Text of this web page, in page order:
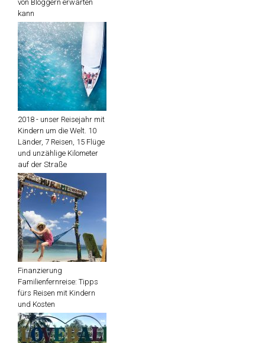
von Bloggern erwarten
kann
2018 - unser Reisejahr mit
Kindern um die Welt. 10
Länder, 7 Reisen, 15 Flüge
und unzählige Kilometer
auf der Straße
Finanzierung
Familienfernreise: Tipps
fürs Reisen mit Kindern
und Kosten